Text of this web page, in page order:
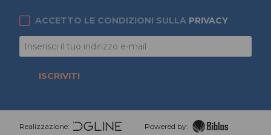
ACCETTO LE CONDIZIONI SULLA PRIVACY
ISCRIVITI
Realizzazione: Powered by: